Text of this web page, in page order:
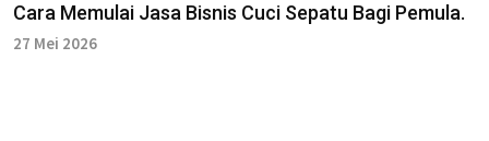
Cara Memulai Jasa Bisnis Cuci Sepatu Bagi Pemula.
27 Mei 2026